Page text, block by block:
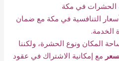
الحشرات في مكة
التنافسية في مكة مع ضمان
الخدمة.
المكان ونوع الحشرة، ولكننا
مع إمكانية الاشتراك في عقود